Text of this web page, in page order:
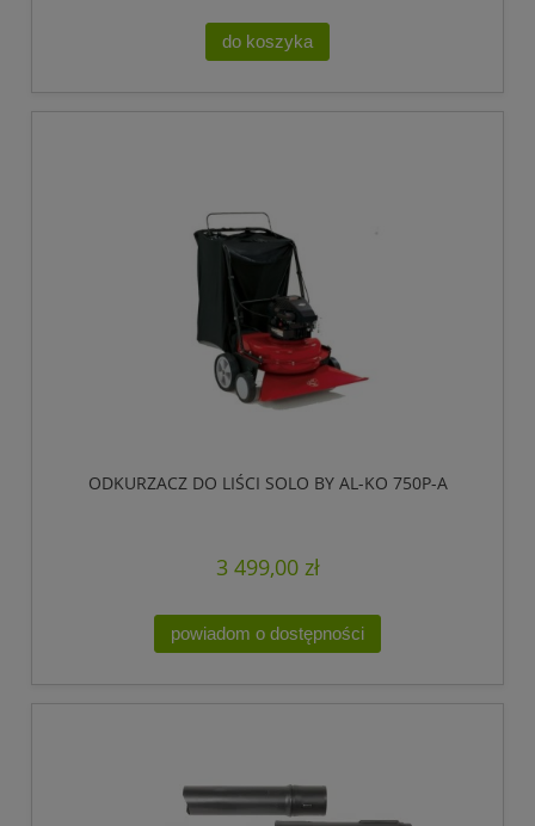
do koszyka
ODKURZACZ DO LIŚCI SOLO BY AL-KO 750P-A
3 499,00 zł
powiadom o dostępności